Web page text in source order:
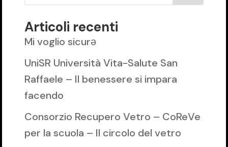
Articoli recenti
Mi voglio sicurǝ
UniSR Università Vita-Salute San
Raffaele – Il benessere si impara
facendo
Consorzio Recupero Vetro – CoReVe
per la scuola – Il circolo del vetro